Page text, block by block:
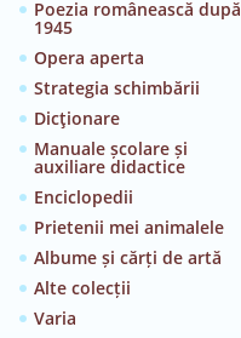
Poezia românească după
1945
Opera aperta
Strategia schimbării
Dicţionare
Manuale școlare și
auxiliare didactice
Enciclopedii
Prietenii mei animalele
Albume și cărți de artă
Alte colecții
Varia